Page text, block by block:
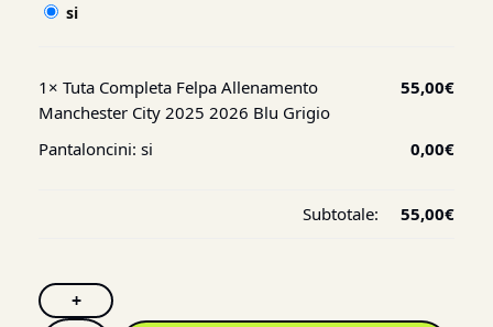
si
1× Tuta Completa Felpa Allenamento
Manchester City 2025 2026 Blu Grigio
55,00€
Pantaloncini: si 0,00€
Subtotale: 55,00€
+